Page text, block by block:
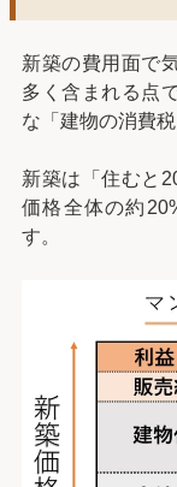
新築の費用面で
多く含まれる点
な「建物の消費
新築は「住むと
価格全体の約
す。